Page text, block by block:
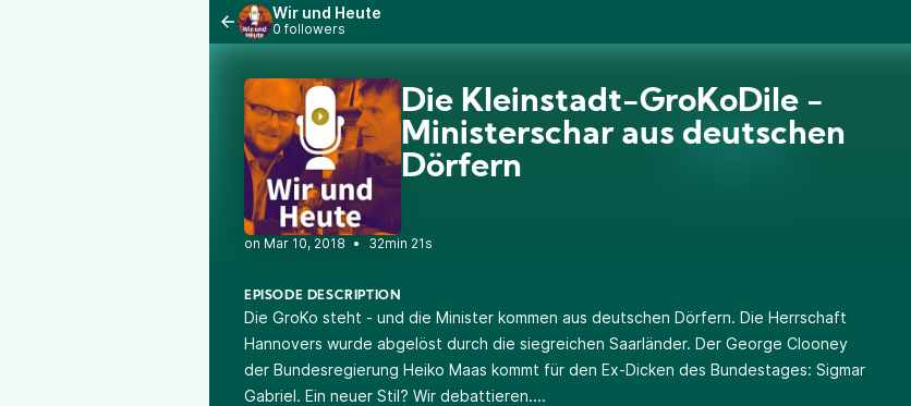
Wir und Heute
0 followers
Die Kleinstadt-GroKoDile -
Ministerschar aus deutschen
Dörfern
• 32min 21s
EPISODE DESCRIPTION
Die GroKo steht - und die Minister kommen aus deutschen Dörfern. Die Herrschaft
Hannovers wurde abgelöst durch die siegreichen Saarländer. Der George Clooney
der Bundesregierung Heiko Maas kommt für den Ex-Dicken des Bundestages: Sigmar
Gabriel. Ein neuer Stil? Wir debattieren....